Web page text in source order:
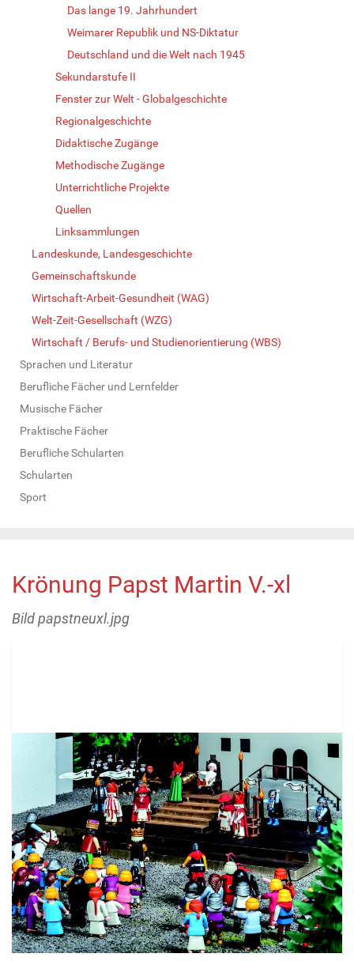
Das lange 19. Jahrhundert
Weimarer Republik und NS-Diktatur
Deutschland und die Welt nach 1945
Sekundarstufe II
Fenster zur Welt - Globalgeschichte
Regionalgeschichte
Didaktische Zugänge
Methodische Zugänge
Unterrichtliche Projekte
Quellen
Linksammlungen
Landeskunde, Landesgeschichte
Gemeinschaftskunde
Wirtschaft-Arbeit-Gesundheit (WAG)
Welt-Zeit-Gesellschaft (WZG)
Wirtschaft / Berufs- und Studienorientierung (WBS)
Sprachen und Literatur
Berufliche Fächer und Lernfelder
Musische Fächer
Praktische Fächer
Berufliche Schularten
Schularten
Sport
Krönung Papst Martin V.-xl
Bild papstneuxl.jpg